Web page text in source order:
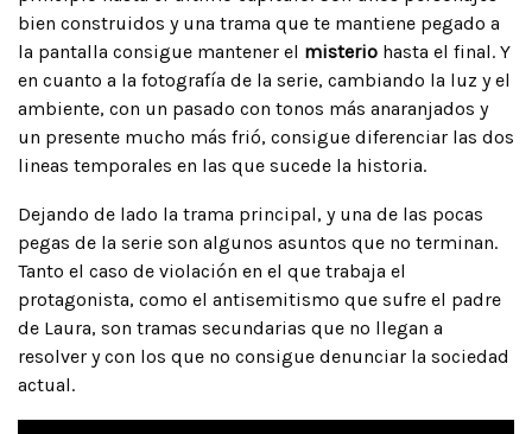
bien construidos y una trama que te mantiene pegado a
la pantalla consigue mantener el misterio hasta el final. Y
en cuanto a la fotografía de la serie, cambiando la luz y el
ambiente, con un pasado con tonos más anaranjados y
un presente mucho más frió, consigue diferenciar las dos
lineas temporales en las que sucede la historia.
Dejando de lado la trama principal, y una de las pocas
pegas de la serie son algunos asuntos que no terminan.
Tanto el caso de violación en el que trabaja el
protagonista, como el antisemitismo que sufre el padre
de Laura, son tramas secundarias que no llegan a
resolver y con los que no consigue denunciar la sociedad
actual.